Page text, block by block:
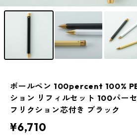
ボールペン 100percent 100%
ション リフィルセット 100パー
フリクション芯付き ブラック
¥6,710